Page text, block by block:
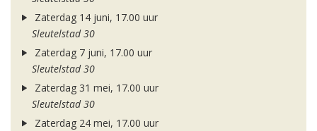
Zaterdag 14 juni, 17.00 uur
Sleutelstad 30
Zaterdag 7 juni, 17.00 uur
Sleutelstad 30
Zaterdag 31 mei, 17.00 uur
Sleutelstad 30
Zaterdag 24 mei, 17.00 uur